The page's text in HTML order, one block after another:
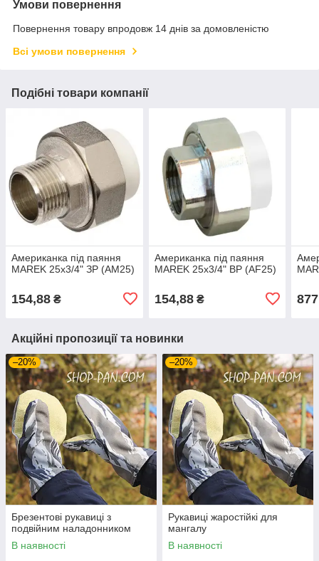
Умови повернення
Повернення товару впродовж 14 днів за домовленістю
Всі умови повернення
Подібні товари компанії
Американка під паяння
MAREK 25х3/4" ЗР (AM25)
154,88 ₴
Американка під паяння
MAREK 25х3/4" ВР (AF25)
154,88₴
Акційні пропозиції та новинки
–20%
Брезентові рукавиці з
подвійним наладонником
В наявності
–20%
Рукавиці жаростійкі для
мангалу
В наявності